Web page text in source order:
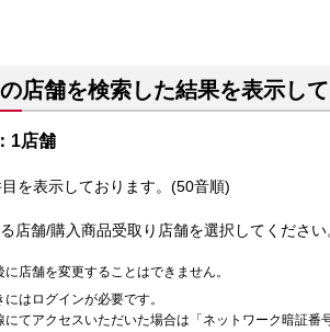
店舗を検索した結果を表示し
1店舗
を表示しております。(50音順)
店舗/購入商品受取り店舗を選択してください
に店舗を変更することはできません。
はログインが必要です。
にてアクセスいただいた場合は「ネットワーク暗証